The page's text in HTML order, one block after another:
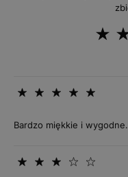
Bardzo miękkie i